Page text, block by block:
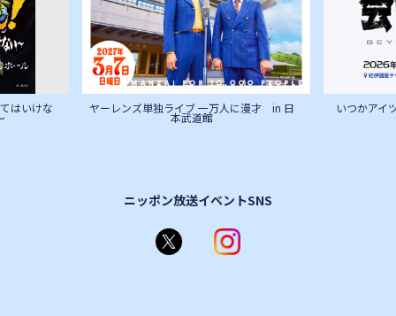
はいけな ヤーレンズ単独ライブ 一万人に漫才 in 日
本武道館
いつかアイ
ニッポン放送イベントSNS